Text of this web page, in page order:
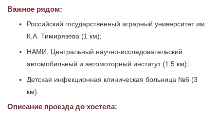
Важное рядом:
Российский государственный аграрный университет им.
К.А. Тимирязева (1 км);
НАМИ, Центральный научно-исследовательский
автомобильный и автомоторный институт (1,5 км);
Детская инфекционная клиническая больница №6 (3
км).
Описание проезда до хостела: